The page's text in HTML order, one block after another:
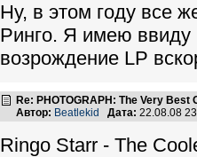
Ну, в этом году все
Ринго. Я имею ввиду
возрождение LP
Re: PHOTOGRAPH: The Very Best
Автор: Beatlekid Дата: 22.08.08
Ringo Starr - The